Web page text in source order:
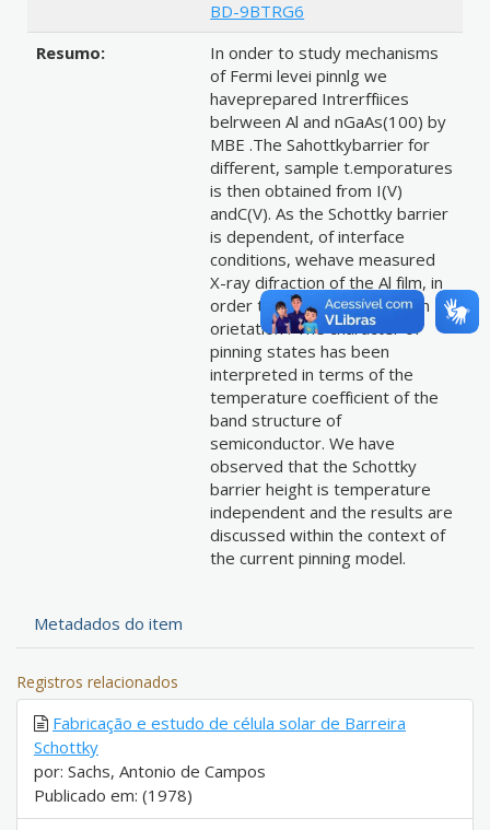
BD-9BTRG6
Resumo:
In onder to study mechanisms
of Fermi levei pinnlg we
haveprepared Intrerffiices
belrween Al and nGaAs(100) by
MBE .The Sahottkybarrier for
different, sample t.emporatures
is then obtained from I(V)
andC(V). As the Schottky barrier
is dependent, of interface
conditions, wehave measured
X-ray difraction of the Al film, in
order to determine theAl film
orietation . The character of
pinning states has been
interpreted in terms of the
temperature coefficient of the
band structure of
semiconductor. We have
observed that the Schottky
barrier height is temperature
independent and the results are
discussed within the context of
the current pinning model.
Metadados do item
Registros relacionados
Fabricação e estudo de célula solar de Barreira
Schottky
por: Sachs, Antonio de Campos
Publicado em: (1978)